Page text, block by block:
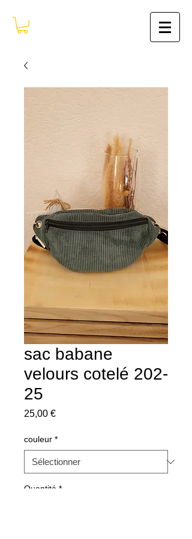
sac babane
velours cotelé 202-
25
25,00 €Prix
couleur *
Quantité *